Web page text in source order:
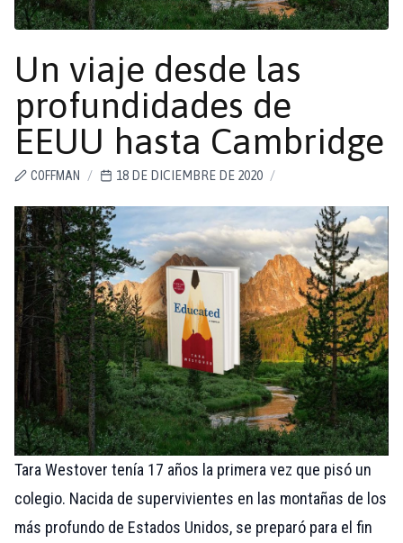
Un viaje desde las
profundidades de
EEUU hasta Cambridge
COFFMAN / 18 DE DICIEMBRE DE 2020 /
Tara Westover tenía 17 años la primera vez que pisó un
colegio. Nacida de supervivientes en las montañas de los
más profundo de Estados Unidos, se preparó para el fin